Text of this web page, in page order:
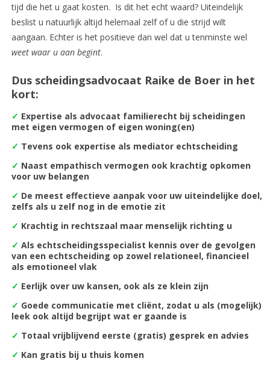
tijd die het u gaat kosten. Is dit het echt waard? Uiteindelijk
beslist u natuurlijk altijd helemaal zelf of u die strijd wilt
aangaan. Echter is het positieve dan wel dat u tenminste wel
weet waar u aan begint.
Dus scheidingsadvocaat Raike de Boer in het
kort:
✓ Expertise als advocaat familierecht bij scheidingen
met eigen vermogen of eigen woning(en)
✓ Tevens ook expertise als mediator echtscheiding
✓ Naast empathisch vermogen ook krachtig opkomen
voor uw belangen
✓ De meest effectieve aanpak voor uw uiteindelijke doel,
zelfs als u zelf nog in de emotie zit
✓ Krachtig in rechtszaal maar menselijk richting u
✓ Als echtscheidingsspecialist kennis over de gevolgen
van een echtscheiding op zowel relationeel, financieel
als emotioneel vlak
✓ Eerlijk over uw kansen, ook als ze klein zijn
✓ Goede communicatie met cliënt, zodat u als (mogelijk)
leek ook altijd begrijpt wat er gaande is
✓ Totaal vrijblijvend eerste (gratis) gesprek en advies
✓ Kan gratis bij u thuis komen